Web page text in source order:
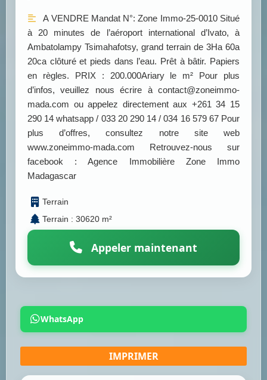
A VENDRE Mandat N°: Zone Immo-25-0010 Situé
à 20 minutes de l’aéroport international d’Ivato, à
Ambatolampy Tsimahafotsy, grand terrain de 3Ha 60a
20ca clôturé et pieds dans l’eau. Prêt à bâtir. Papiers
en règles. PRIX : 200.000Ariary le m² Pour plus
d’infos, veuillez nous écrire à contact@zoneimmo-
mada.com ou appelez directement aux +261 34 15
290 14 whatsapp / 033 20 290 14 / 034 16 579 67 Pour
plus d’offres, consultez notre site web
www.zoneimmo-mada.com Retrouvez-nous sur
facebook : Agence Immobilière Zone Immo
Madagascar
Terrain
Terrain : 30620 m²
Appeler maintenant
WhatsApp